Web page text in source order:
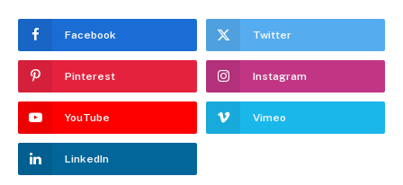
Facebook Twitter
Pinterest Instagram
YouTube Vimeo
LinkedIn